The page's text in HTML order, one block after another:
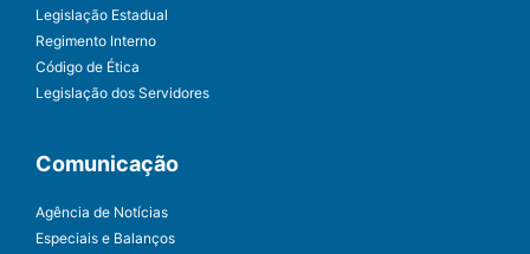
Legislação Estadual
Regimento Interno
Código de Ética
Legislação dos Servidores
Comunicação
Agência de Notícias
Especiais e Balanços